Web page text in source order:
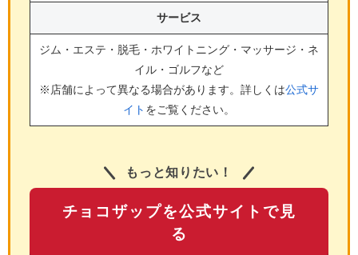
サービス
ジム・エステ・脱毛・ホワイトニング・マッサージ・ネ
イル・ゴルフなど
※店舗によって異なる場合があります。詳しくは公式サ
イト をご覧ください。
もっと知りたい！
チョコザップを公式サイトで見
る